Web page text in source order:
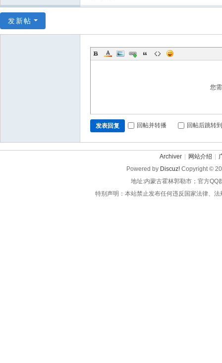
发新帖
您
发表回复 回帖并转播 回帖后跳转
Archiver 网站介绍
Powered by Discuz! Copyright ©
地址:内蒙古霍林郭勒市；官方QQ
特别声明：本站禁止发布任何违反国家法律、